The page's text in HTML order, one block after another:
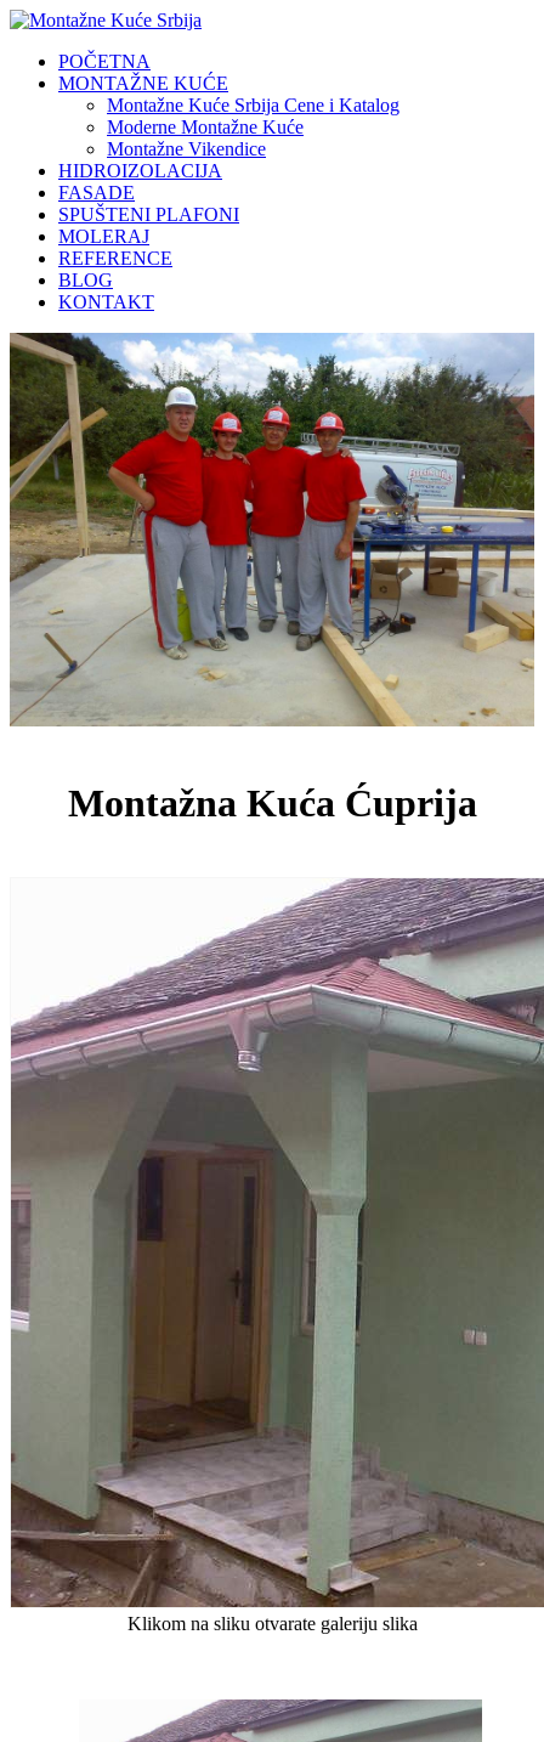
POČETNA
MONTAŽNE KUĆE
Montažne Kuće Srbija Cene i Katalog
Moderne Montažne Kuće
Montažne Vikendice
HIDROIZOLACIJA
FASADE
SPUŠTENI PLAFONI
MOLERAJ
REFERENCE
BLOG
KONTAKT
Montažna Kuća Ćuprija
Klikom na sliku otvarate galeriju slika